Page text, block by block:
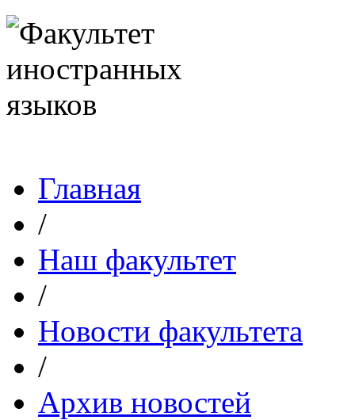
Главная
/
Наш факультет
/
Новости факультета
/
Архив новостей